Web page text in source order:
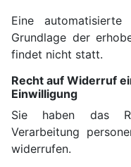
Eine automatisierte
Grundlage der
findet nicht statt.
Recht auf Widerruf
Einwilligung
Sie haben das
Verarbeitung
widerrufen.